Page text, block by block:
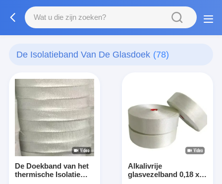
De Isolatieband Van De Glasdoek (78)
De Doekband van het
thermische Isolatie
Alkalivrije
glasvezelband 0,18 x